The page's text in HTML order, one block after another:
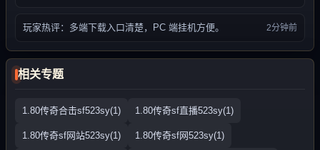
玩家热评：多端下载入口清楚，PC 端挂机方便。 2分钟前
相关专题
1.80传奇合击sf523sy(1) 1.80传奇sf直播523sy(1)
1.80传奇sf网站523sy(1) 1.80传奇sf网523sy(1)